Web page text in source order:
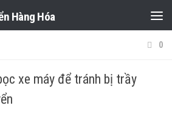
0
xe máy để tránh bị trầy